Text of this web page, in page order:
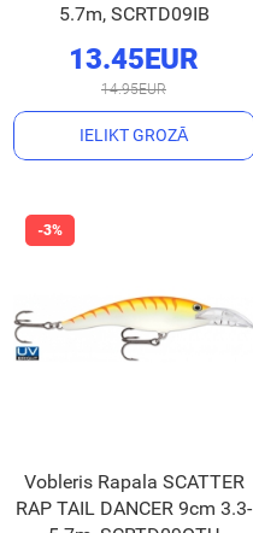
5.7m, SCRTD09IB
13.45EUR
14.95EUR
IELIKT GROZĀ
Vobleris Rapala SCATTER
RAP TAIL DANCER 9cm 3.3-